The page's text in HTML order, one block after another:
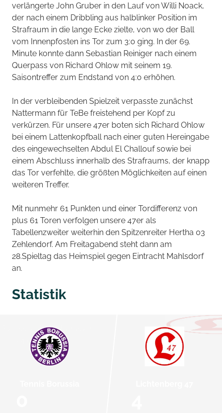
verlängerte John Gruber in den Lauf von Willi Noack,
der nach einem Dribbling aus halblinker Position im
Strafraum in die lange Ecke zielte, von wo der Ball
vom Innenpfosten ins Tor zum 3:0 ging. In der 69.
Minute konnte dann Sebastian Reiniger nach einem
Querpass von Richard Ohlow mit seinem 19.
Saisontreffer zum Endstand von 4:0 erhöhen.
In der verbleibenden Spielzeit verpasste zunächst
Nattermann für TeBe freistehend per Kopf zu
verkürzen. Für unsere 47er boten sich Richard Ohlow
bei einem Lattenkopfball nach einer guten Hereingabe
des eingewechselten Abdul El Challouf sowie bei
einem Abschluss innerhalb des Strafraums, der knapp
das Tor verfehlte, die größten Möglichkeiten auf einen
weiteren Treffer.
Mit nunmehr 61 Punkten und einer Tordifferenz von
plus 61 Toren verfolgen unsere 47er als
Tabellenzweiter weiterhin den Spitzenreiter Hertha 03
Zehlendorf. Am Freitagabend steht dann am
28.Spieltag das Heimspiel gegen Eintracht Mahlsdorf
an.
Statistik